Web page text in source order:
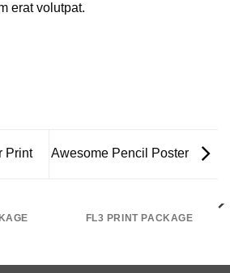
erat volutpat.
Print Awesome Pencil Poster
FL3 PRINT PACKAGE